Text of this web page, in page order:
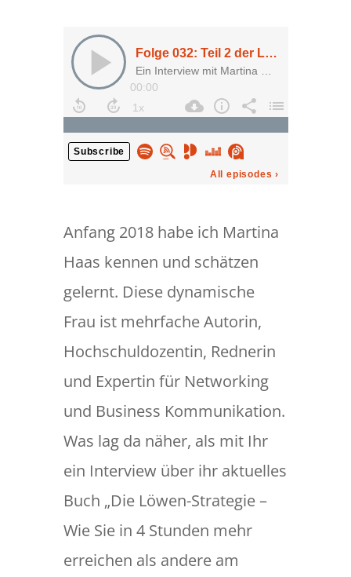
Anfang 2018 habe ich Martina
Haas kennen und schätzen
gelernt. Diese dynamische
Frau ist mehrfache Autorin,
Hochschuldozentin, Rednerin
und Expertin für Networking
und Business Kommunikation.
Was lag da näher, als mit Ihr
ein Interview über ihr aktuelles
Buch „Die Löwen-Strategie –
Wie Sie in 4 Stunden mehr
erreichen als andere am